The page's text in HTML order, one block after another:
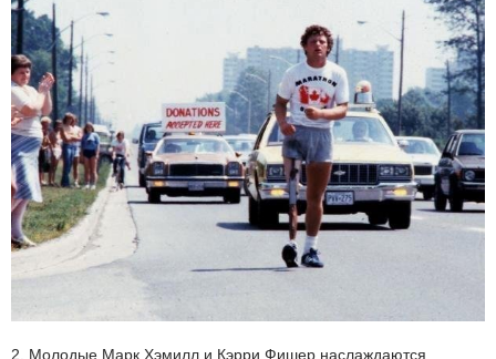
2. Молодые Марк Хэмилл и Кэрри Фишер наслаждаются